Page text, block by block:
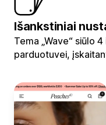
Išankstiniai
Tema „Wave“ siūlo
parduotuvei,